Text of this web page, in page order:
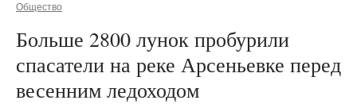
Общество
Больше 2800 лунок пробурили
спасатели на реке Арсеньевке перед
весенним ледоходом